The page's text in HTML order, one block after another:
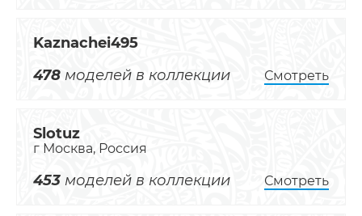
Kaznachei495
478 моделей в коллекции Смотреть
Slotuz
г Москва, Россия
453 моделей в коллекции Смотреть